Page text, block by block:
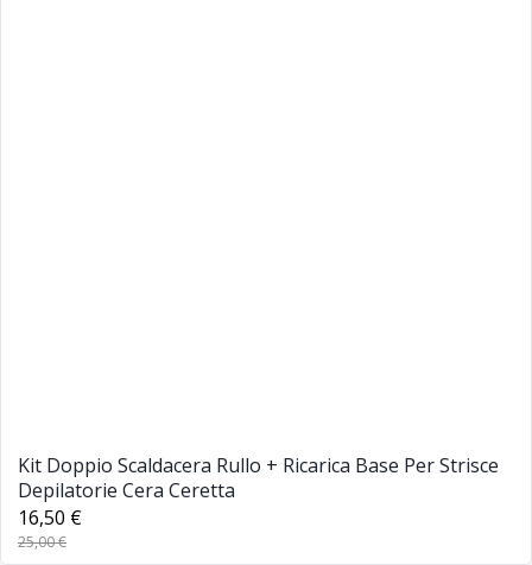
Kit Doppio Scaldacera Rullo + Ricarica Base Per Strisce
Depilatorie Cera Ceretta
16,50 €
25,00 €